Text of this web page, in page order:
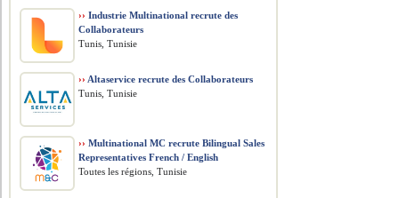
›› Industrie Multinational recrute des
Collaborateurs
Tunis, Tunisie
›› Altaservice recrute des Collaborateurs
Tunis, Tunisie
›› Multinational MC recrute Bilingual Sales
Representatives French / English
Toutes les régions, Tunisie